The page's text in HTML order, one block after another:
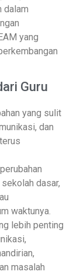
dalam
yang
Guru
yang sulit
dan
dasar,
waktunya.
lebih penting
masalah